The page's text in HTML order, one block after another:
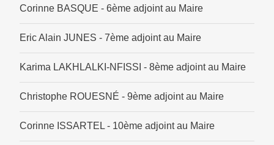
Corinne BASQUE - 6ème adjoint au Maire
Eric Alain JUNES - 7ème adjoint au Maire
Karima LAKHLALKI-NFISSI - 8ème adjoint au Maire
Christophe ROUESNÉ - 9ème adjoint au Maire
Corinne ISSARTEL - 10ème adjoint au Maire